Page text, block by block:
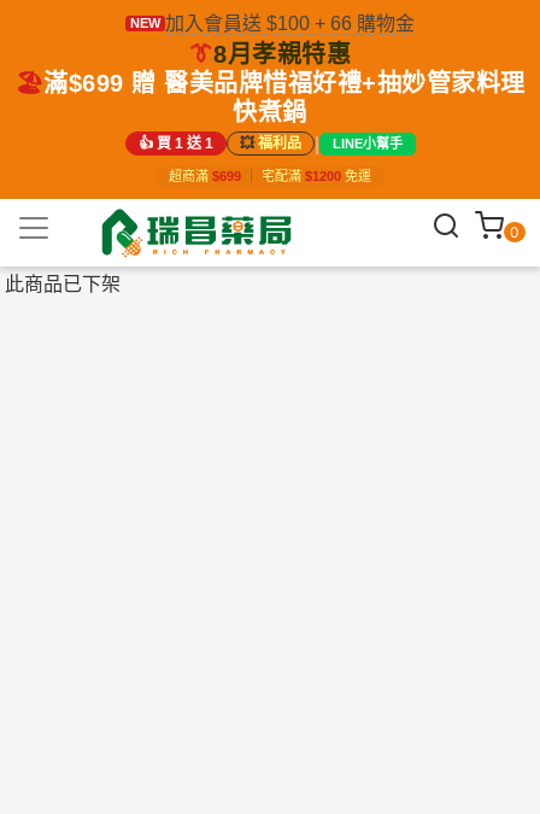
NEW 加入會員送 $100 + 66 購物金
👔8月孝親特惠
🏖️滿$699 贈 醫美品牌惜福好禮+抽妙管家料理
快煮鍋
👍 買 1 送 1 💥福利品 | LINE小幫手
超商滿 $699 宅配滿 $1200 免運
0
此商品已下架